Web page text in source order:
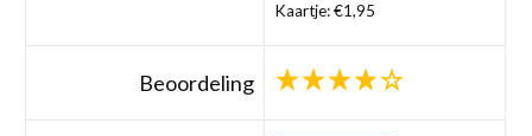
Kaartje: €1,95
Beoordeling